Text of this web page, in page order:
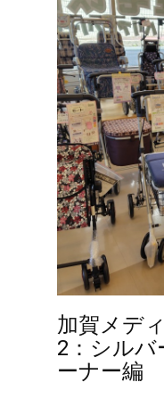
加賀メデ
2：シルバ
ーナー編